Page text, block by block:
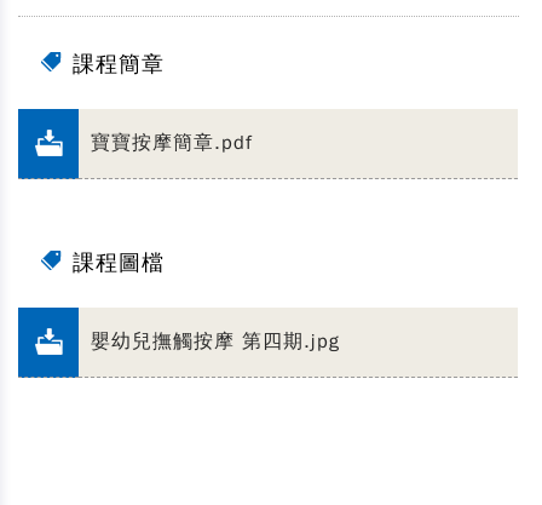
課程簡章
寶寶按摩簡章.pdf
課程圖檔
嬰幼兒撫觸按摩 第四期.jpg